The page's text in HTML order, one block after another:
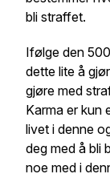
bli straffet.
Ifølge den
dette lite å
gjøre med
Karma er kun
livet i denne
deg med å bli
noe med i